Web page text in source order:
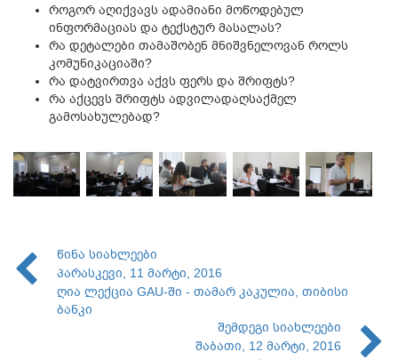
როგორ აღიქვავს ადამიანი მოწოდებულ
ინფორმაციას და ტექსტურ მასალას?
რა დეტალები თამაშობენ მნიშვნელოვან როლს
კომუნიკაციაში?
რა დატვირთვა აქვს ფერს და შრიფტს?
რა აქცევს შრიფტს ადვილადაღსაქმელ
გამოსახულებად?
წინა სიახლეები
პარასკევი, 11 მარტი, 2016
ღია ლექცია GAU-ში - თამარ კაკულია, თიბისი
ბანკი
შემდეგი სიახლეები
შაბათი, 12 მარტი, 2016